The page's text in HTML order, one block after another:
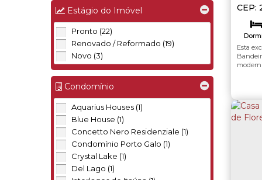
Estágio do Imóvel
Pronto (22)
Renovado / Reformado (19)
Novo (3)
Condomínio
Aquarius Houses (1)
Blue House (1)
Concetto Nero Residenziale (1)
Condomínio Porto Galo (1)
Crystal Lake (1)
Del Lago (1)
Dos
CEP:
Janeiro
Esta